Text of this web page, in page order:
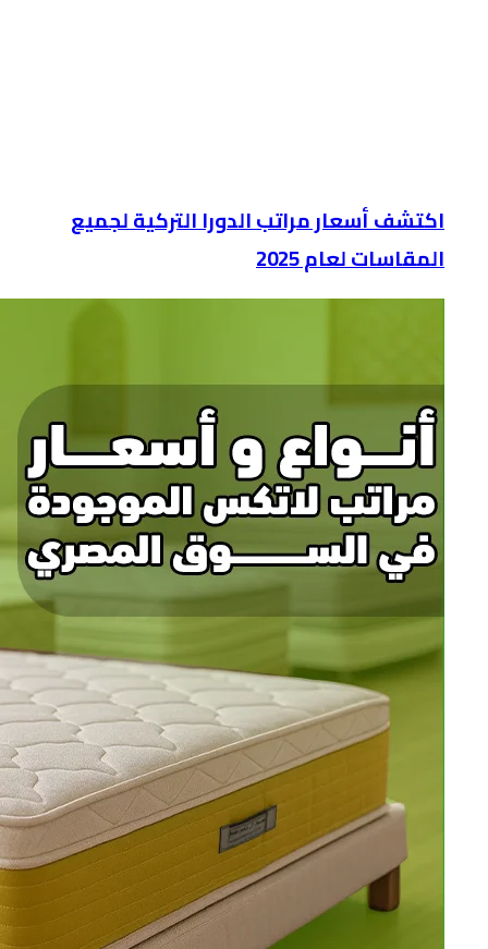
اكتشف أسعار مراتب الدورا التركية لجميع
المقاسات لعام 2025